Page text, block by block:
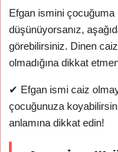
Efgan ismini
düşünüyorsanız,
görebilirsiniz. Dinen
olmadığına dikkat
✔ Efgan ismi caiz
çocuğunuza
anlamına dikkat edin!